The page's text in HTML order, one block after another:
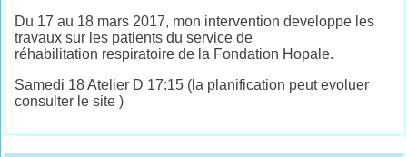
Du 17 au 18 mars 2017, mon intervention developpe les
travaux sur les patients du service de
réhabilitation respiratoire de la Fondation Hopale.
Samedi 18 Atelier D 17:15 (la planification peut evoluer
consulter le site )